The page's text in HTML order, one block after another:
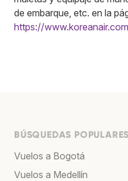
de embarque, etc. en la
https://www.koreanair.com
BÚSQUEDAS POPULARES
Vuelos a Bogotá
Vuelos a Medellín